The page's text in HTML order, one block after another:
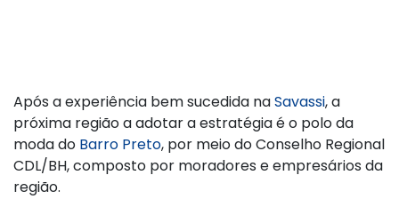
Após a experiência bem sucedida naSavassi, a
próxima região a adotar a estratégia é o polo da
moda do Barro Preto, por meio do Conselho Regional
CDL/BH, composto por moradores e empresários da
região.